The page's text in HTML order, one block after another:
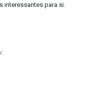
interessantes para si.